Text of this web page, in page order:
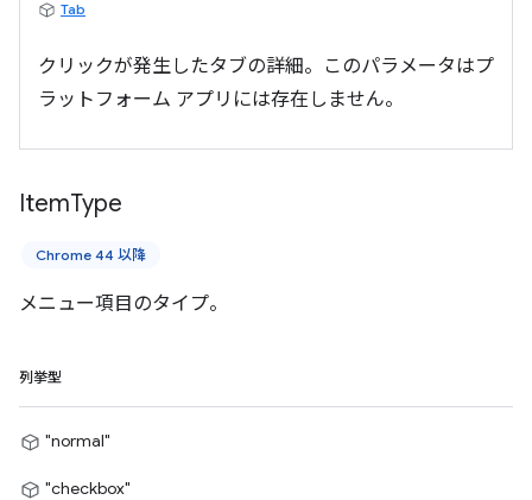
Tab
クリックが発生したタブの詳細。このパラメータはプ
ラットフォーム アプリには存在しません。
ItemType
Chrome 44 以降
メニュー項目のタイプ。
列挙型
"normal"
"checkbox"